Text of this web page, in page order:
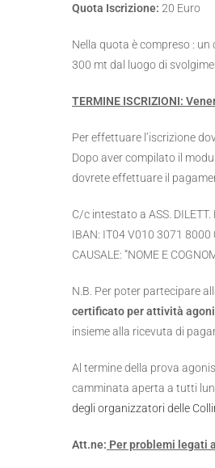
Quota Iscrizione: 20 Euro
Nella quota è compreso :
300 mt dal luogo di
TERMINE ISCRIZIONI:
Per effettuare l’iscrizione
Dopo aver compilato il
dovrete effettuare il
C/c intestato a ASS. DILETT.
IBAN: IT04 V010 3071 8000
CAUSALE: “NOME E
N.B. Per poter partecipare
certificato per attività
insieme alla ricevuta di
Al termine della prova
camminata aperta a tutti
degli organizzatori delle
Att.ne: Per problemi legati